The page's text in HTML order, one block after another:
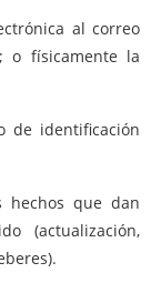
al correo
o físicamente la
de identificación
hechos que dan
(actualización,